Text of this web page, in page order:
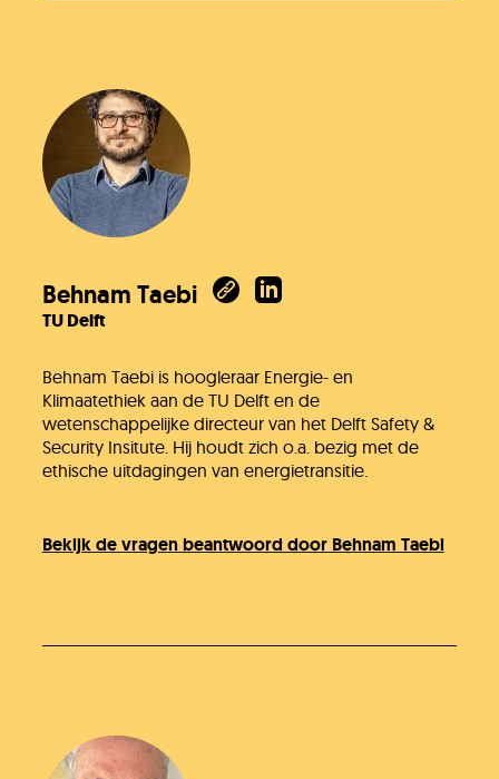
Behnam Taebi
TU Delft
Behnam Taebi is hoogleraar Energie- en
Klimaatethiek aan de TU Delft en de
wetenschappelijke directeur van het Delft Safety &
Security Insitute. Hij houdt zich o.a. bezig met de
ethische uitdagingen van energietransitie.
Bekijk de vragen beantwoord door Behnam Taebi